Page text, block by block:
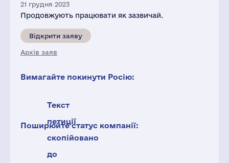
21 грудня 2023
Продовжують працювати як зазвичай.
Відкрити заяву
Архів заяв
Вимагайте покинути Росію:
Текст
петиції
скопійовано
до
Поширюйте статус компанії: